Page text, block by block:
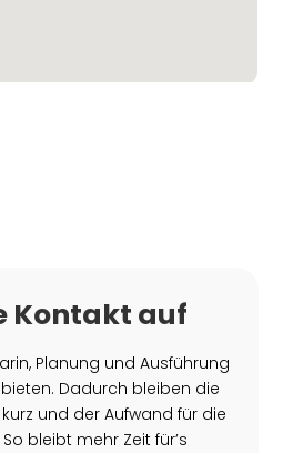
Kontakt auf
Planung und Ausführung
Dadurch bleiben die
und der Aufwand für die
bleibt mehr Zeit für’s